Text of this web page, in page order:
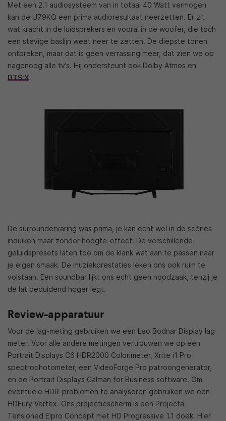
Met een 2.1 audiosysteem van in totaal 40 Watt vermogen
kan de U79KQ een prima audioresultaat neerzetten. Er zit
wat kracht in de luidsprekers en vooral in de woofer, die toch
een stevige baslijn weet neer te zetten. De diepste tonen
ontbreken, maar dat is geen verrassing meer, dat zien we op
nagenoeg alle tv’s. Hij ondersteunt ook Dolby Atmos en
DTS:X.
De surroundervaring was prima, je kan echt wel in de scènes
induiken maar zonder hoogte-effect. De verschillende
geluidspresets laten toe om de klank wat aan te passen naar
je eigen smaak. De muziekprestaties leken ons ook ruim te
volstaan. Een soundbar lijkt ons echt geen noodzaak, tenzij je
de lat beduidend hoger legt.
Review-apparatuur
Voor de lag-meting gebruiken we een Leo Bodnar Display lag
meter. Voor alle andere metingen vertrouwen we op een
Portrait Displays C6 HDR2000 Colorimeter, Xrite i1 Pro
spectrophotometer, een VideoForge Pro patroongenerator,
en de Portrait Displays Calman for Business software. Om
eventuele HDR-problemen te analyseren gebruiken we een
HDFury Vertex. Ons projectiescherm is een Projecta
Tensioned Elpro Concept met HD Progressive 1.1 doek. Hier